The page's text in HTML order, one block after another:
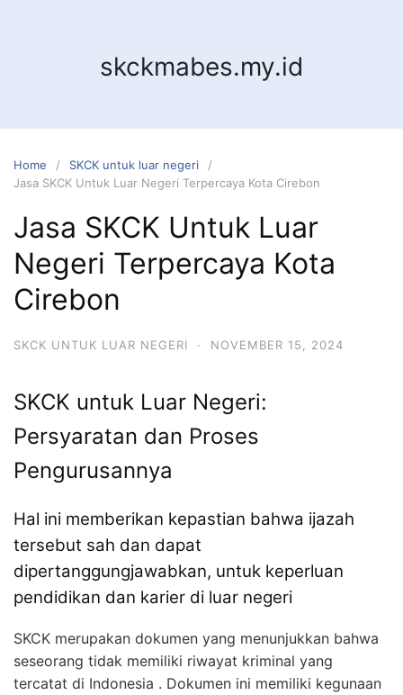
skckmabes.my.id
Home
SKCK untuk luar negeri
Jasa SKCK Untuk Luar Negeri Terpercaya Kota Cirebon
Jasa SKCK Untuk Luar
Negeri Terpercaya Kota
Cirebon
SKCK UNTUK LUAR NEGERI · NOVEMBER 15, 2024
SKCK untuk Luar Negeri:
Persyaratan dan Proses
Pengurusannya
Hal ini memberikan kepastian bahwa ijazah
tersebut sah dan dapat
dipertanggungjawabkan, untuk keperluan
pendidikan dan karier di luar negeri
SKCK merupakan dokumen yang menunjukkan bahwa
seseorang tidak memiliki riwayat kriminal yang
tercatat di Indonesia . Dokumen ini memiliki kegunaan